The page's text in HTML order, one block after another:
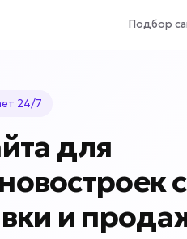
Подбор
24/7
для
с
и